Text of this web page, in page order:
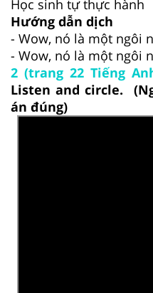
Học sinh tự thực hành
Hướng dẫn dịch
- Wow, nó là một ngôi
- Wow, nó là một ngôi
2 (trang 22 Tiếng
Listen and circle.
án đúng)